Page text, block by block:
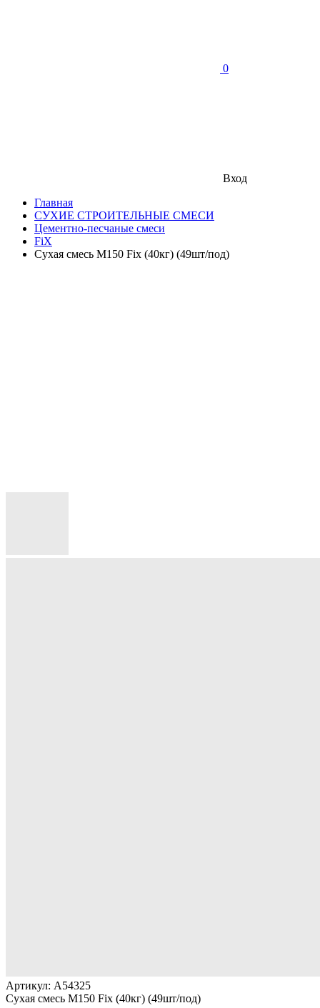
0
Вход
Главная
СУХИЕ СТРОИТЕЛЬНЫЕ СМЕСИ
Цементно-песчаные смеси
FiX
Сухая смесь M150 Fix (40кг) (49шт/под)
Артикул: А54325
Сухая смесь M150 Fix (40кг) (49шт/под)